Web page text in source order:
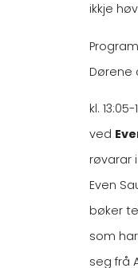
ikkje
Dørene
kl.
ved
røvarar
Even
bøker
som
seg frå